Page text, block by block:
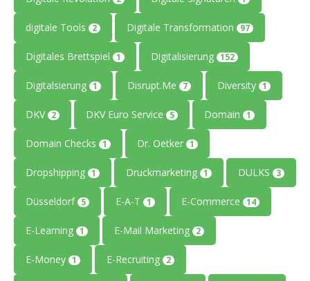
digitale Tools 2 Digitale Transformation 97
Digitales Brettspiel 1 Digitalisierung 152
Digitalsierung 1 Disrupt.Me 7 Diversity 1
DKV 2 DKV Euro Service 5 Domain 1
Domain Checks 1 Dr. Oetker 1
Dropshipping 1 Druckmarketing 1 DULKS 3
Düsseldorf 5 E-A-T 1 E-Commerce 14
E-Learning 1 E-Mail Marketing 2
E-Money 1 E-Recruiting 2